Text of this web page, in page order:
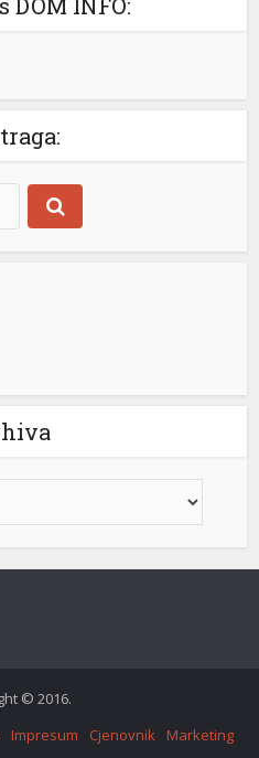
željezničku prugu na
Džepske planine ali i
DOM INFO: